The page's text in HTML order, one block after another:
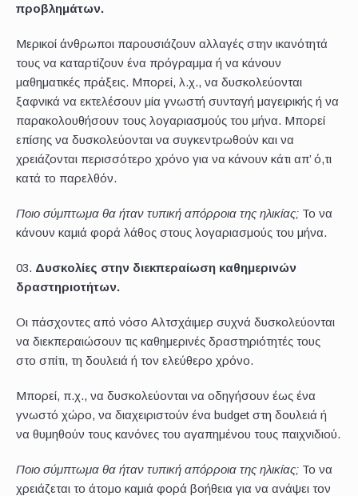
προβλημάτων.
Μερικοί άνθρωποι παρουσιάζουν αλλαγές στην ικανότητά
τους να καταρτίζουν ένα πρόγραμμα ή να κάνουν
μαθηματικές πράξεις. Μπορεί, λ.χ., να δυσκολεύονται
ξαφνικά να εκτελέσουν μία γνωστή συνταγή μαγειρικής ή να
παρακολουθήσουν τους λογαριασμούς του μήνα. Μπορεί
επίσης να δυσκολεύονται να συγκεντρωθούν και να
χρειάζονται περισσότερο χρόνο για να κάνουν κάτι απ’ ό,τι
κατά το παρελθόν.
Ποιο σύμπτωμα θα ήταν τυπική απόρροια της ηλικίας; Το να
κάνουν καμιά φορά λάθος στους λογαριασμούς του μήνα.
Δυσκολίες στην διεκπεραίωση καθημερινών
δραστηριοτήτων.
Οι πάσχοντες από νόσο Αλτσχάιμερ συχνά δυσκολεύονται
να διεκπεραιώσουν τις καθημερινές δραστηριότητές τους
στο σπίτι, τη δουλειά ή τον ελεύθερο χρόνο.
Μπορεί, π.χ., να δυσκολεύονται να οδηγήσουν έως ένα
γνωστό χώρο, να διαχειριστούν ένα budget στη δουλειά ή
να θυμηθούν τους κανόνες του αγαπημένου τους παιχνιδιού.
Ποιο σύμπτωμα θα ήταν τυπική απόρροια της ηλικίας; Το να
χρειάζεται το άτομο καμιά φορά βοήθεια για να ανάψει τον